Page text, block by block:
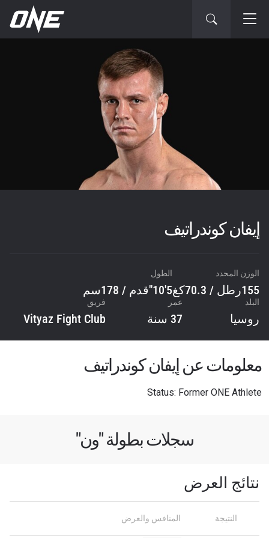
إيفان كوندراتيف
الوزن المحدد
155رطل / 70.3كغ
الطول
5'10"قدم / 178سم
البلد
روسيا
عمر
37 سنة
فريق
Vityaz Fight Club
معلومات عن إيفان كوندراتيف
Status: Former ONE Athlete
سجلات بطولة "ون"
نتائج العرض
النتيجة المنافس والعرض
ابق على اطّلاع
إلى آخر الأخبار، وفتح العروض الخاصة والحصول على
أفضل المقاعد لعروضنا الحية.